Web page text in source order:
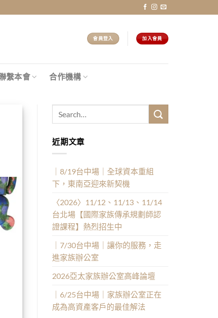
會員登入 加入會員
繫本會 合作機構
近期文章
｜8/19台中場｜全球資本重組
下，東南亞迎來新契機
〈2026〉11/12、11/13、11/14
台北場【國際家族傳承規劃師認
證課程】熱烈招生中
｜7/30台中場｜讓你的服務，走
進家族辦公室
2026亞太家族辦公室高峰論壇
｜6/25台中場｜家族辦公室正在
成為高資產客戶的最佳解法